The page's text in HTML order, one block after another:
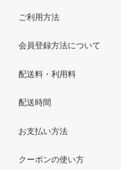
ご利用方法
会員登録方法について
配送料・利用料
配送時間
お支払い方法
クーポンの使い方